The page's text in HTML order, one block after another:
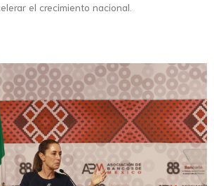
el crecimiento nacional.